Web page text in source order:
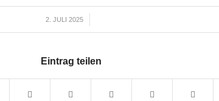
2. JULI 2025
Eintrag teilen